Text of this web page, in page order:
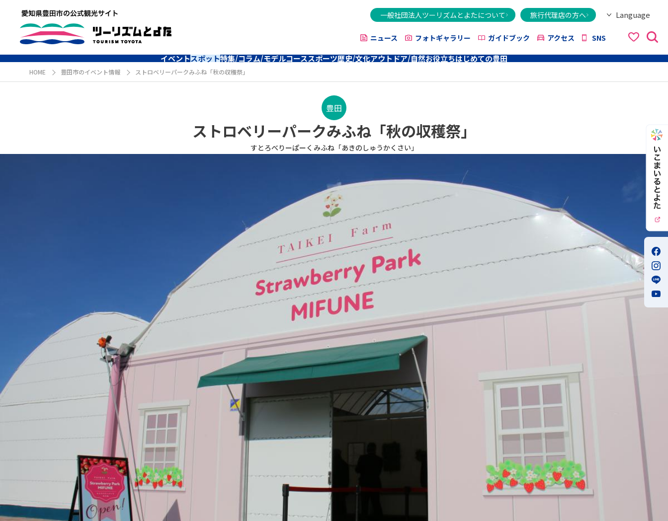
一般社団法人ツーリズムとよたについて 旅行代理店の方へ
Language
ქართული
ニュース フォトギャラリー ガイドブック アクセス SNS
イベントスポット特集/コラム/モデルコーススポーツ歴史/文化アウトドア/自然お役立ちはじめての豊田
HOME 豊田市のイベント情報 ストロベリーパークみふね「秋の収穫祭」
豊田
ストロベリーパークみふね「秋の収穫祭」
すとろべりーぱーくみふね「あきのしゅうかくさい」